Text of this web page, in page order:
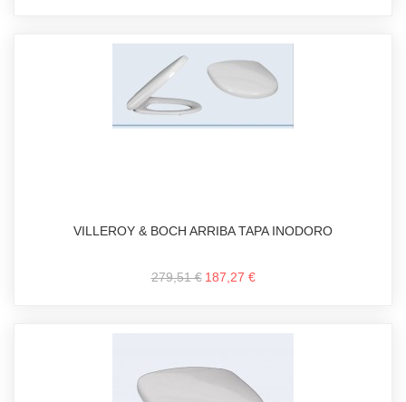
VILLEROY & BOCH ARRIBA TAPA INODORO
279,51 € 187,27 €